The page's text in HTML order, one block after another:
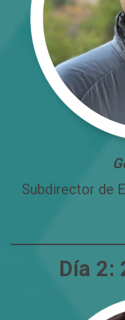
Subdirector de
Día 2: